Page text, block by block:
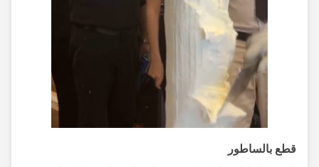
قطع بالساطور